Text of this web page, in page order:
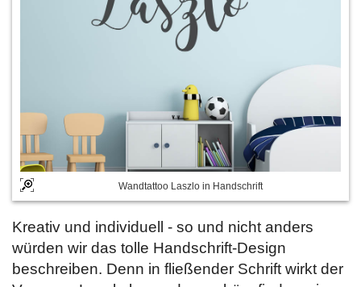
Wandtattoo Laszlo in Handschrift
Kreativ und individuell - so und nicht anders
würden wir das tolle Handschrift-Design
beschreiben. Denn in fließender Schrift wirkt der